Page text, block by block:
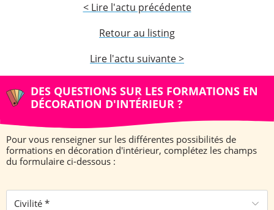
< Lire l'actu précédente
Retour au listing
Lire l'actu suivante >
DES QUESTIONS SUR LES FORMATIONS EN
DÉCORATION D'INTÉRIEUR ?
Pour vous renseigner sur les différentes possibilités de
formations en décoration d'intérieur, complétez les champs
du formulaire ci-dessous :
Civilité *